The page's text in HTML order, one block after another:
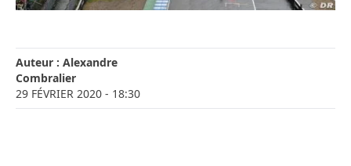
Auteur : Alexandre
Combralier
29 FÉVRIER 2020 - 18:30